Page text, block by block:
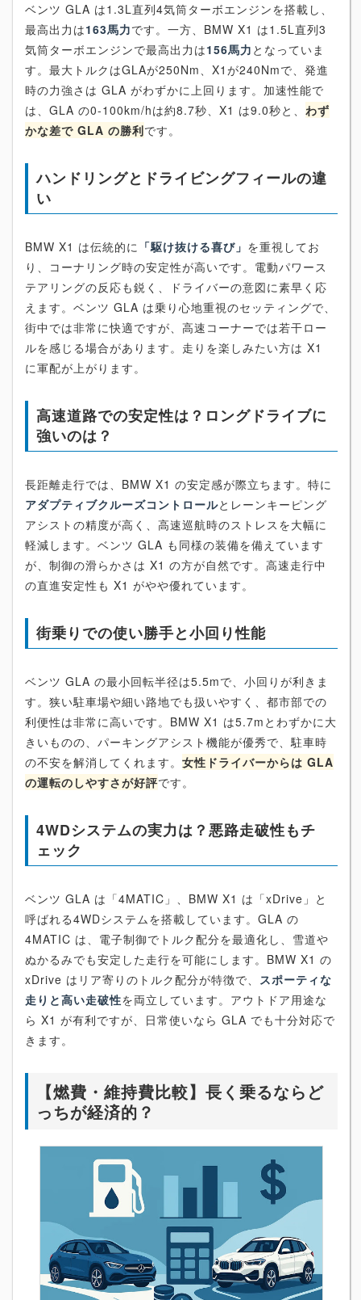
ベンツ GLA は1.3L直列4気筒ターボエンジンを搭載し、
最高出力は163馬力です。一方、BMW X1 は1.5L直列3
気筒ターボエンジンで最高出力は156馬力 となっていま
す。最大トルクはGLAが250Nm、X1が240Nmで、発進
時の力強さは GLA がわずかに上回ります。加速性能で
は、GLA の0-100km/hは約8.7秒、X1 は9.0秒と、 わず
かな差で GLA の勝利です。
ハンドリングとドライビングフィールの違
い
BMW X1 は伝統的に 「駆け抜ける喜び」 を重視してお
り、コーナリング時の安定性が高いです。電動パワース
テアリングの反応も鋭く、ドライバーの意図に素早く応
えます。ベンツ GLA は乗り心地重視のセッティングで、
街中では非常に快適ですが、高速コーナーでは若干ロー
ルを感じる場合があります。走りを楽しみたい方は X1
に軍配が上がります。
高速道路での安定性は？ロングドライブに
強いのは？
長距離走行では、BMW X1 の安定感が際立ちます。特に
アダプティブクルーズコントロールとレーンキーピング
アシストの精度が高く、高速巡航時のストレスを大幅に
軽減します。ベンツ GLA も同様の装備を備えています
が、制御の滑らかさは X1 の方が自然です。高速走行中
の直進安定性も X1 がやや優れています。
街乗りでの使い勝手と小回り性能
ベンツ GLA の最小回転半径は5.5mで、小回りが利きま
す。狭い駐車場や細い路地でも扱いやすく、都市部での
利便性は非常に高いです。BMW X1 は5.7mとわずかに大
きいものの、パーキングアシスト機能が優秀で、駐車時
の不安を解消してくれます。 女性ドライバーからは GLA
の運転のしやすさが好評です。
4WDシステムの実力は？悪路走破性もチ
ェック
ベンツ GLA は「4MATIC」、BMW X1 は「xDrive」と
呼ばれる4WDシステムを搭載しています。GLA の
4MATIC は、電子制御でトルク配分を最適化し、雪道や
ぬかるみでも安定した走行を可能にします。BMW X1 の
xDrive はリア寄りのトルク配分が特徴で、 スポーティな
走りと高い走破性を両立しています。アウトドア用途な
ら X1 が有利ですが、日常使いなら GLA でも十分対応で
きます。
【燃費・維持費比較】長く乗るならど
っちが経済的？